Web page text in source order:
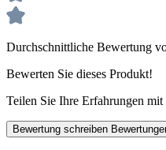
Durchschnittliche Bewertung
Bewerten Sie dieses Produkt!
Teilen Sie Ihre Erfahrungen mit
Bewertung schreiben